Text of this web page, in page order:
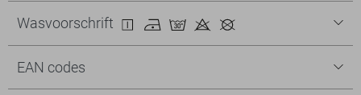
Wasvoorschrift
EAN codes